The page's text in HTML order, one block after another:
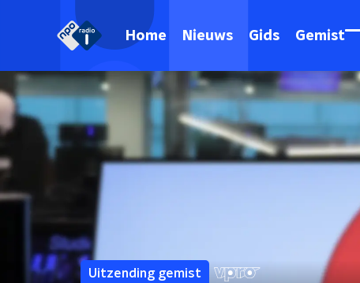
Home Nieuws Gids Gemist
Uitzending gemist